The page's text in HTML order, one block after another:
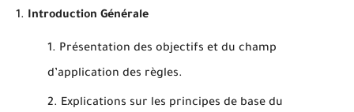
Introduction Générale
Présentation des objectifs et du champ
d’application des règles.
Explications sur les principes de base du